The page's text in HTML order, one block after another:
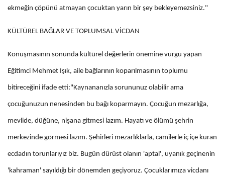
ekmeğin çöpünü atmayan çocuktan yarın bir şey bekleyemezsiniz."
KÜLTÜREL BAĞLAR VE TOPLUMSAL VİCDAN
Konuşmasının sonunda kültürel değerlerin önemine vurgu yapan
Eğitimci Mehmet Işık, aile bağlarının koparılmasının toplumu
bitireceğini ifade etti:"Kaynananızla sorununuz olabilir ama
çocuğunuzun nenesinden bu bağı koparmayın. Çocuğun mezarlığa,
mevlide, düğüne, nişana gitmesi lazım. Hayatı ve ölümü şehrin
merkezinde görmesi lazım. Şehirleri mezarlıklarla, camilerle iç içe kuran
ecdadın torunlarıyız biz. Bugün dürüst olanın 'aptal', uyanık geçinenin
'kahraman' sayıldığı bir dönemden geçiyoruz. Çocuklarımıza vicdanı